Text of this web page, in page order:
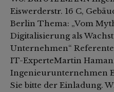
Eiswerderstr. 16 C,
Berlin Thema: „Vom
Digitalisierung als
Unternehmen“
IT-ExperteMartin
Ingenieurunternehmen
Sie bitte der Einladung.